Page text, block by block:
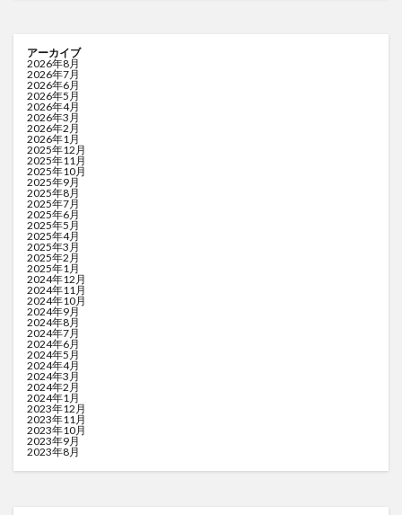
アーカイブ
2026年8月
2026年7月
2026年6月
2026年5月
2026年4月
2026年3月
2026年2月
2026年1月
2025年12月
2025年11月
2025年10月
2025年9月
2025年8月
2025年7月
2025年6月
2025年5月
2025年4月
2025年3月
2025年2月
2025年1月
2024年12月
2024年11月
2024年10月
2024年9月
2024年8月
2024年7月
2024年6月
2024年5月
2024年4月
2024年3月
2024年2月
2024年1月
2023年12月
2023年11月
2023年10月
2023年9月
2023年8月